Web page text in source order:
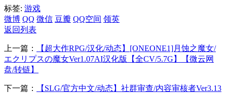
标签: 游戏
微博 QQ 微信 豆瓣 QQ空间 领英
返回列表
上一篇：
【超大作RPG/汉化/动态】[ONEONE1]月蚀之魔女/
エクリプスの魔女Ver1.07AI汉化版【全CV/5.7G】【微云网
盘/转链】
下一篇：
【SLG/官方中文/动态】社群审查/内容审核者Ver3.13